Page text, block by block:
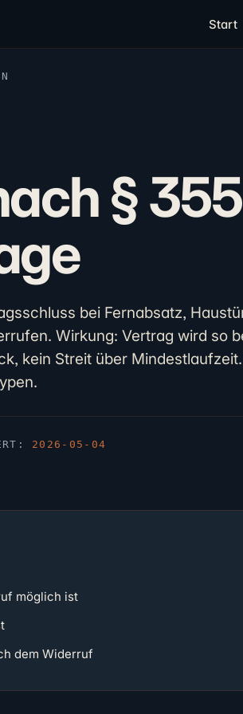
Start
§
bei Fernabsatz,
Wirkung: Vertrag wird so
kein Streit über
2026-05-04
möglich ist
dem Widerruf